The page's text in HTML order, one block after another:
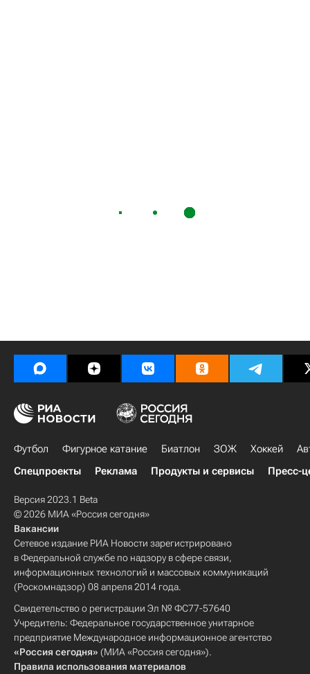
Футбол Фигурное катание Биатлон ЗОЖ Хоккей
Спецпроекты
Реклама Продукты и сервисы Пресс-
Версия 2023.1 Beta
© 2026 МИА «Россия сегодня»
Вакансии
Сетевое издание РИА Новости зарегистрировано
в Федеральной службе по надзору в сфере связи,
информационных технологий и массовых коммуникаций
(Роскомнадзор) 08 апреля 2014 года.
Свидетельство о регистрации Эл № ФС77-57640
Учредитель: Федеральное государственное унитарное
предприятие Международное информационное агентство
«Россия сегодня» (МИА «Россия сегодня»).
Правила использования материалов